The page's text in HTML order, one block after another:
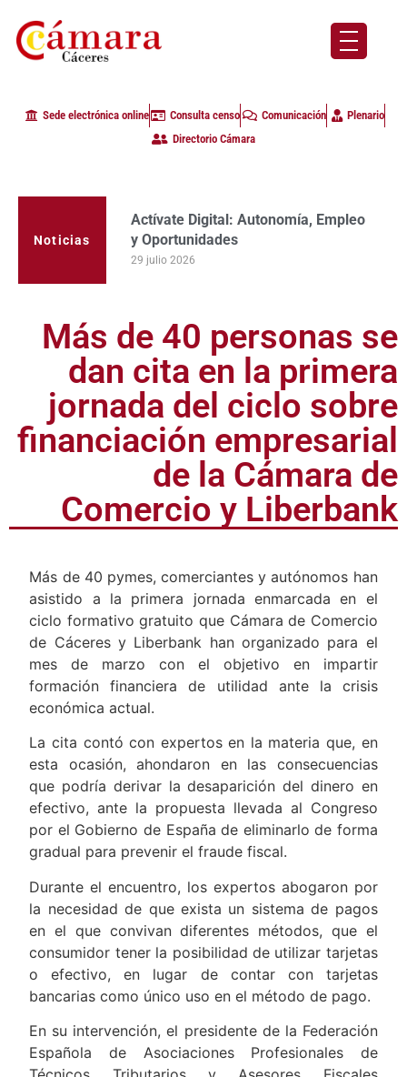
Sede electrónica online Consulta censo Comunicación
Plenario
Directorio Cámara
Actívate Digital: Autonomía, Empleo
y Oportunidades
29 julio 2026
La Cámara de Comercio de Cáceres
clausura con alta participación de
empresas en la primera edición del
23 julio 2026
Más de 40 personas se
dan cita en la primera
jornada del ciclo sobre
financiación empresarial
de la Cámara de
Más de 40 pymes, comerciantes y autónomos han
asistido a la primera jornada enmarcada en el
ciclo formativo gratuito que Cámara de Comercio
de Cáceres y Liberbank han organizado para el
mes de marzo con el objetivo en impartir
formación financiera de utilidad ante la crisis
económica actual.
La cita contó con expertos en la materia que, en
esta ocasión, ahondaron en las consecuencias
que podría derivar la desaparición del dinero en
efectivo, ante la propuesta llevada al Congreso
por el Gobierno de España de eliminarlo de forma
gradual para prevenir el fraude fiscal.
Durante el encuentro, los expertos abogaron por
la necesidad de que exista un sistema de pagos
en el que convivan diferentes métodos, que el
consumidor tener la posibilidad de utilizar tarjetas
o efectivo, en lugar de contar con tarjetas
bancarias como único uso en el método de pago.
En su intervención, el presidente de la Federación